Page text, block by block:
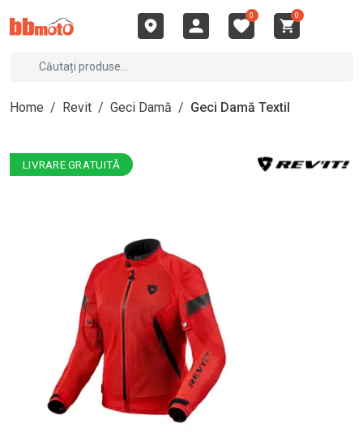
0 0
Home / Revit / Geci Damă / Geci Damă Textil
LIVRARE GRATUITĂ